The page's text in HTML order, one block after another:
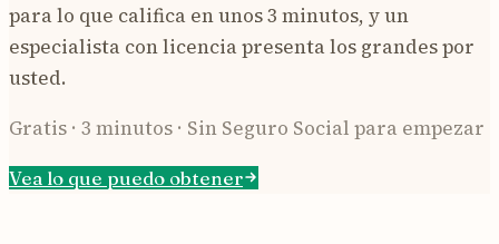
para lo que califica en unos 3 minutos, y un
especialista con licencia presenta los grandes por
usted.
Gratis · 3 minutos · Sin Seguro Social para empezar
Vea lo que puedo obtener